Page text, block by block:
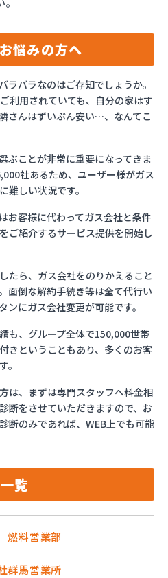
悩みの方へ
ラバラなのはご存知でしょうか。
利用されていても、自分の家はす
さんはずいぶん安い…、なんてこ
ぶことが非常に重要になってきま
社あるため、ユーザー様がガス
難しい状況です。
お客様に代わってガス会社と条件
ご紹介するサービス提供を開始し
たら、ガス会社をのりかえること
面倒な解約手続き等は全て代行い
ンにガス会社変更が可能です。
も、グループ全体で150,000世帯
きということもあり、多くのお客
。
は、まずは専門スタッフへ料金相
断をさせていただきますので、お
断のみであれば、WEB上でも可能
覧
燃料営業部
群馬営業所